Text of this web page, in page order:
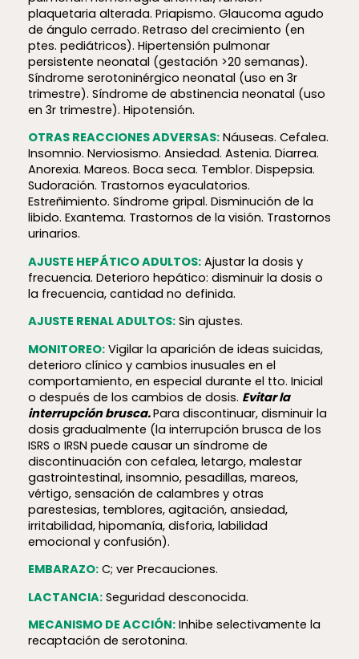
plaquetaria alterada. Priapismo. Glaucoma agudo
de ángulo cerrado. Retraso del crecimiento (en
ptes. pediátricos). Hipertensión pulmonar
persistente neonatal (gestación >20 semanas).
Síndrome serotoninérgico neonatal (uso en 3r
trimestre). Síndrome de abstinencia neonatal (uso
en 3r trimestre). Hipotensión.
OTRAS REACCIONES ADVERSAS:Náuseas. Cefalea.
Insomnio. Nerviosismo. Ansiedad. Astenia. Diarrea.
Anorexia. Mareos. Boca seca. Temblor. Dispepsia.
Sudoración. Trastornos eyaculatorios.
Estreñimiento. Síndrome gripal. Disminución de la
libido. Exantema. Trastornos de la visión. Trastornos
urinarios.
AJUSTE HEPÁTICO ADULTOS:Ajustar la dosis y
frecuencia. Deterioro hepático: disminuir la dosis o
la frecuencia, cantidad no definida.
AJUSTE RENAL ADULTOS:Sin ajustes.
MONITOREO:Vigilar la aparición de ideas suicidas,
deterioro clínico y cambios inusuales en el
comportamiento, en especial durante el tto. Inicial
o después de los cambios de dosis. Evitar la
interrupción brusca.Para discontinuar, disminuir la
dosis gradualmente (la interrupción brusca de los
ISRS o IRSN puede causar un síndrome de
discontinuación con cefalea, letargo, malestar
gastrointestinal, insomnio, pesadillas, mareos,
vértigo, sensación de calambres y otras
parestesias, temblores, agitación, ansiedad,
irritabilidad, hipomanía, disforia, labilidad
emocional y confusión).
EMBARAZO:C; ver Precauciones.
LACTANCIA:Seguridad desconocida.
MECANISMO DE ACCIÓN:Inhibe selectivamente la
recaptación de serotonina.